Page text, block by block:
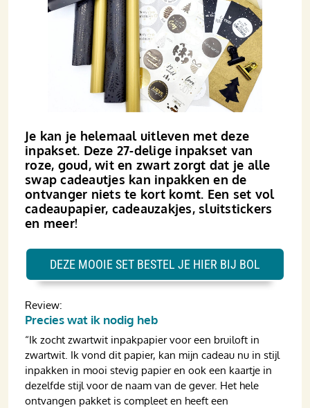
Je kan je helemaal uitleven met deze
inpakset. Deze 27-delige inpakset van
roze, goud, wit en zwart zorgt dat je alle
swap cadeautjes kan inpakken en de
ontvanger niets te kort komt. Een set vol
cadeaupapier, cadeauzakjes, sluitstickers
en meer!
Review:
Precies wat ik nodig heb
“Ik zocht zwartwit inpakpapier voor een bruiloft in
zwartwit. Ik vond dit papier, kan mijn cadeau nu in stijl
inpakken in mooi stevig papier en ook een kaartje in
dezelfde stijl voor de naam van de gever. Het hele
ontvangen pakket is compleet en heeft een
DEZE MOOIE SET BESTEL JE HIER BIJ BOL